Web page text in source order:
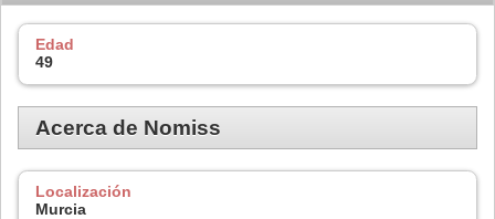
Edad
49
Acerca de Nomiss
Localización
Murcia